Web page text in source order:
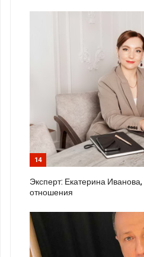
14
Эксперт: Екатерина
отношения